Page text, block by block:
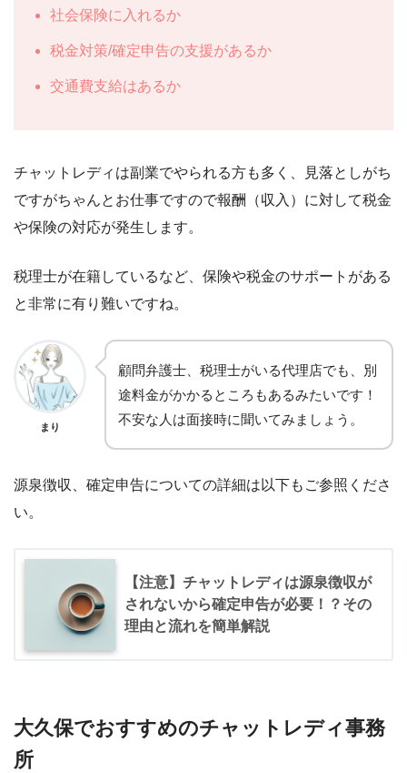
社会保険に入れるか
税金対策/確定申告の支援があるか
交通費支給はあるか
チャットレディは副業でやられる方も多く、見落としがち
ですがちゃんとお仕事ですので報酬（収入）に対して税金
や保険の対応が発生します。
税理士が在籍しているなど、保険や税金のサポートがある
と非常に有り難いですね。
まり
顧問弁護士、税理士がいる代理店でも、別
途料金がかかるところもあるみたいです！
不安な人は面接時に聞いてみましょう。
源泉徴収、確定申告についての詳細は以下もご参照くださ
い。
【注意】チャットレディは源泉徴収が
されないから確定申告が必要！？その
理由と流れを簡単解説
大久保でおすすめのチャットレディ事務
所